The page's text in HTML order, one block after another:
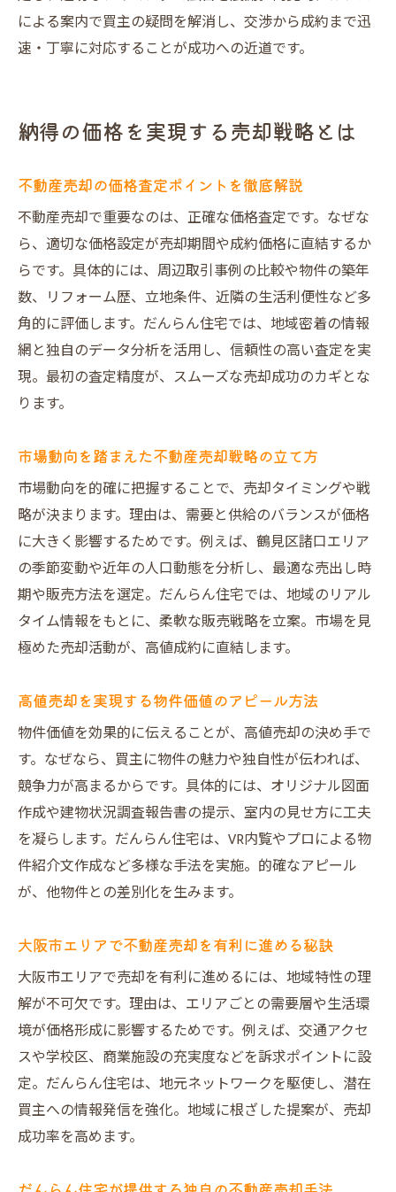
法
だんらん住宅ならではの地域分析の活用法
売却後も安心できるサポート体制の重要性
案
鶴見区諸口エリアでの資産活用の選択肢
不動産売却から始まる将来設計のポイント
だんらん住宅の幅広い相談対応力を紹介
本当に高く売るための不動産売却最新情報
不動産売却の最新トレンドを徹底解説
高値売却に直結する最新市場動向のポイン
大阪市エリアで注目の不動産売却ノウハウ
今注目の不動産買取業者の特徴や選び方
不動産売却で後悔しないための最新アドバ
イス
による案内で買主の疑問を解消し、交渉から成約まで迅
速・丁寧に対応することが成功への近道です。
納得の価格を実現する売却戦略とは
不動産売却の価格査定ポイントを徹底解説
不動産売却で重要なのは、正確な価格査定です。なぜな
ら、適切な価格設定が売却期間や成約価格に直結するか
らです。具体的には、周辺取引事例の比較や物件の築年
数、リフォーム歴、立地条件、近隣の生活利便性など多
角的に評価します。だんらん住宅では、地域密着の情報
網と独自のデータ分析を活用し、信頼性の高い査定を実
現。最初の査定精度が、スムーズな売却成功のカギとな
ります。
市場動向を踏まえた不動産売却戦略の立て方
市場動向を的確に把握することで、売却タイミングや戦
略が決まります。理由は、需要と供給のバランスが価格
に大きく影響するためです。例えば、鶴見区諸口エリア
の季節変動や近年の人口動態を分析し、最適な売出し時
期や販売方法を選定。だんらん住宅では、地域のリアル
タイム情報をもとに、柔軟な販売戦略を立案。市場を見
極めた売却活動が、高値成約に直結します。
高値売却を実現する物件価値のアピール方法
物件価値を効果的に伝えることが、高値売却の決め手で
す。なぜなら、買主に物件の魅力や独自性が伝われば、
競争力が高まるからです。具体的には、オリジナル図面
作成や建物状況調査報告書の提示、室内の見せ方に工夫
を凝らします。だんらん住宅は、VR内覧やプロによる物
件紹介文作成など多様な手法を実施。的確なアピール
が、他物件との差別化を生みます。
大阪市エリアで不動産売却を有利に進める秘訣
大阪市エリアで売却を有利に進めるには、地域特性の理
解が不可欠です。理由は、エリアごとの需要層や生活環
境が価格形成に影響するためです。例えば、交通アクセ
スや学校区、商業施設の充実度などを訴求ポイントに設
定。だんらん住宅は、地元ネットワークを駆使し、潜在
買主への情報発信を強化。地域に根ざした提案が、売却
成功率を高めます。